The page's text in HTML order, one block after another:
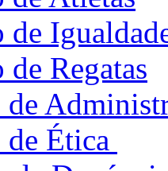
de
de Regatas
de
Ética